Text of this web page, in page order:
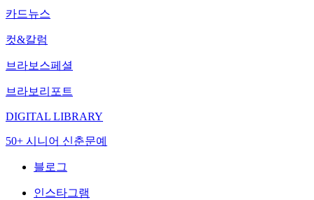
카드뉴스
컷&칼럼
브라보스페셜
브라보리포트
DIGITAL LIBRARY
50+ 시니어 신춘문예
블로그
인스타그램